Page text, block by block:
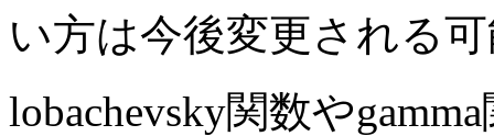
い方は今後変更される
lobachevsky関数や